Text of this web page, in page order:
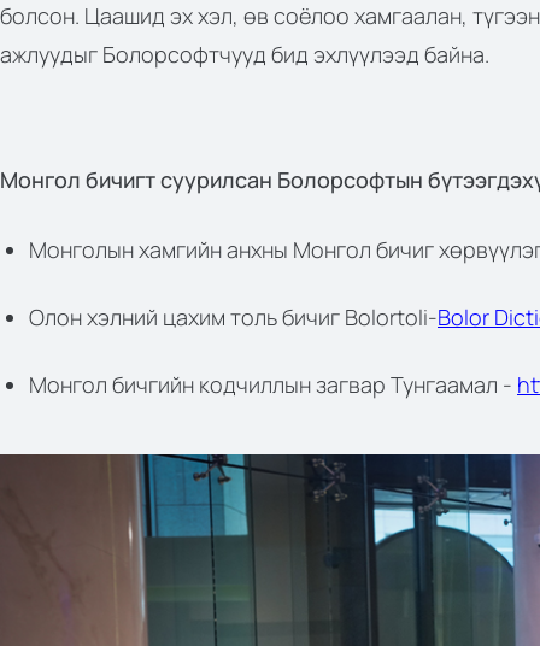
болсон. Цаашид эх хэл, өв соёлоо хамгаалан,
ажлуудыг Болорсофтчууд бид эхлүүлээд байна.
Монгол бичигт суурилсан Болорсофтын
Монголын хамгийн анхны Монгол бичиг
Олон хэлний цахим толь бичиг Bolortoli-Bolor
Монгол бичгийн кодчиллын загвар Тунгаамал -